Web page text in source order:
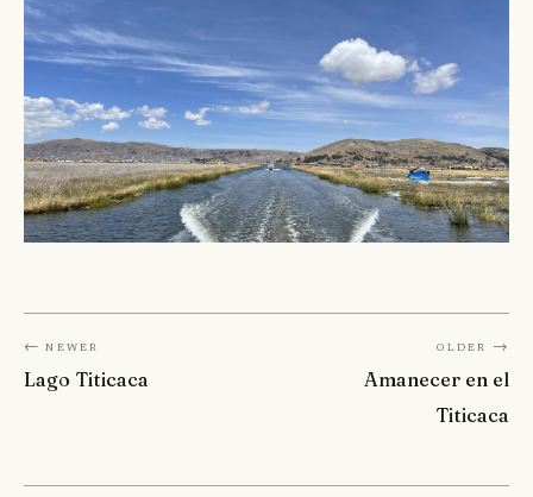
← Newer
Lago Titicaca
Older →
Amanecer en el
Titicaca